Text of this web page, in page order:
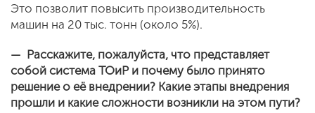
Это позволит повысить производительность
машин на 20 тыс. тонн (около 5%).
— Расскажите, пожалуйста, что представляет
собой система ТОиР и почему было принято
решение о её внедрении? Какие этапы внедрения
прошли и какие сложности возникли на этом пути?